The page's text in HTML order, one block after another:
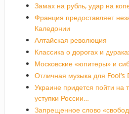
Замах на рубль, удар на
Франция предоставляет
Каледонии
Алтайская революция
Классика о дорогах и
Московские «юпитеры» и
Отличная музыка для Fool’s
Украине придется пойти на
уступки России…
Запрещенное слово